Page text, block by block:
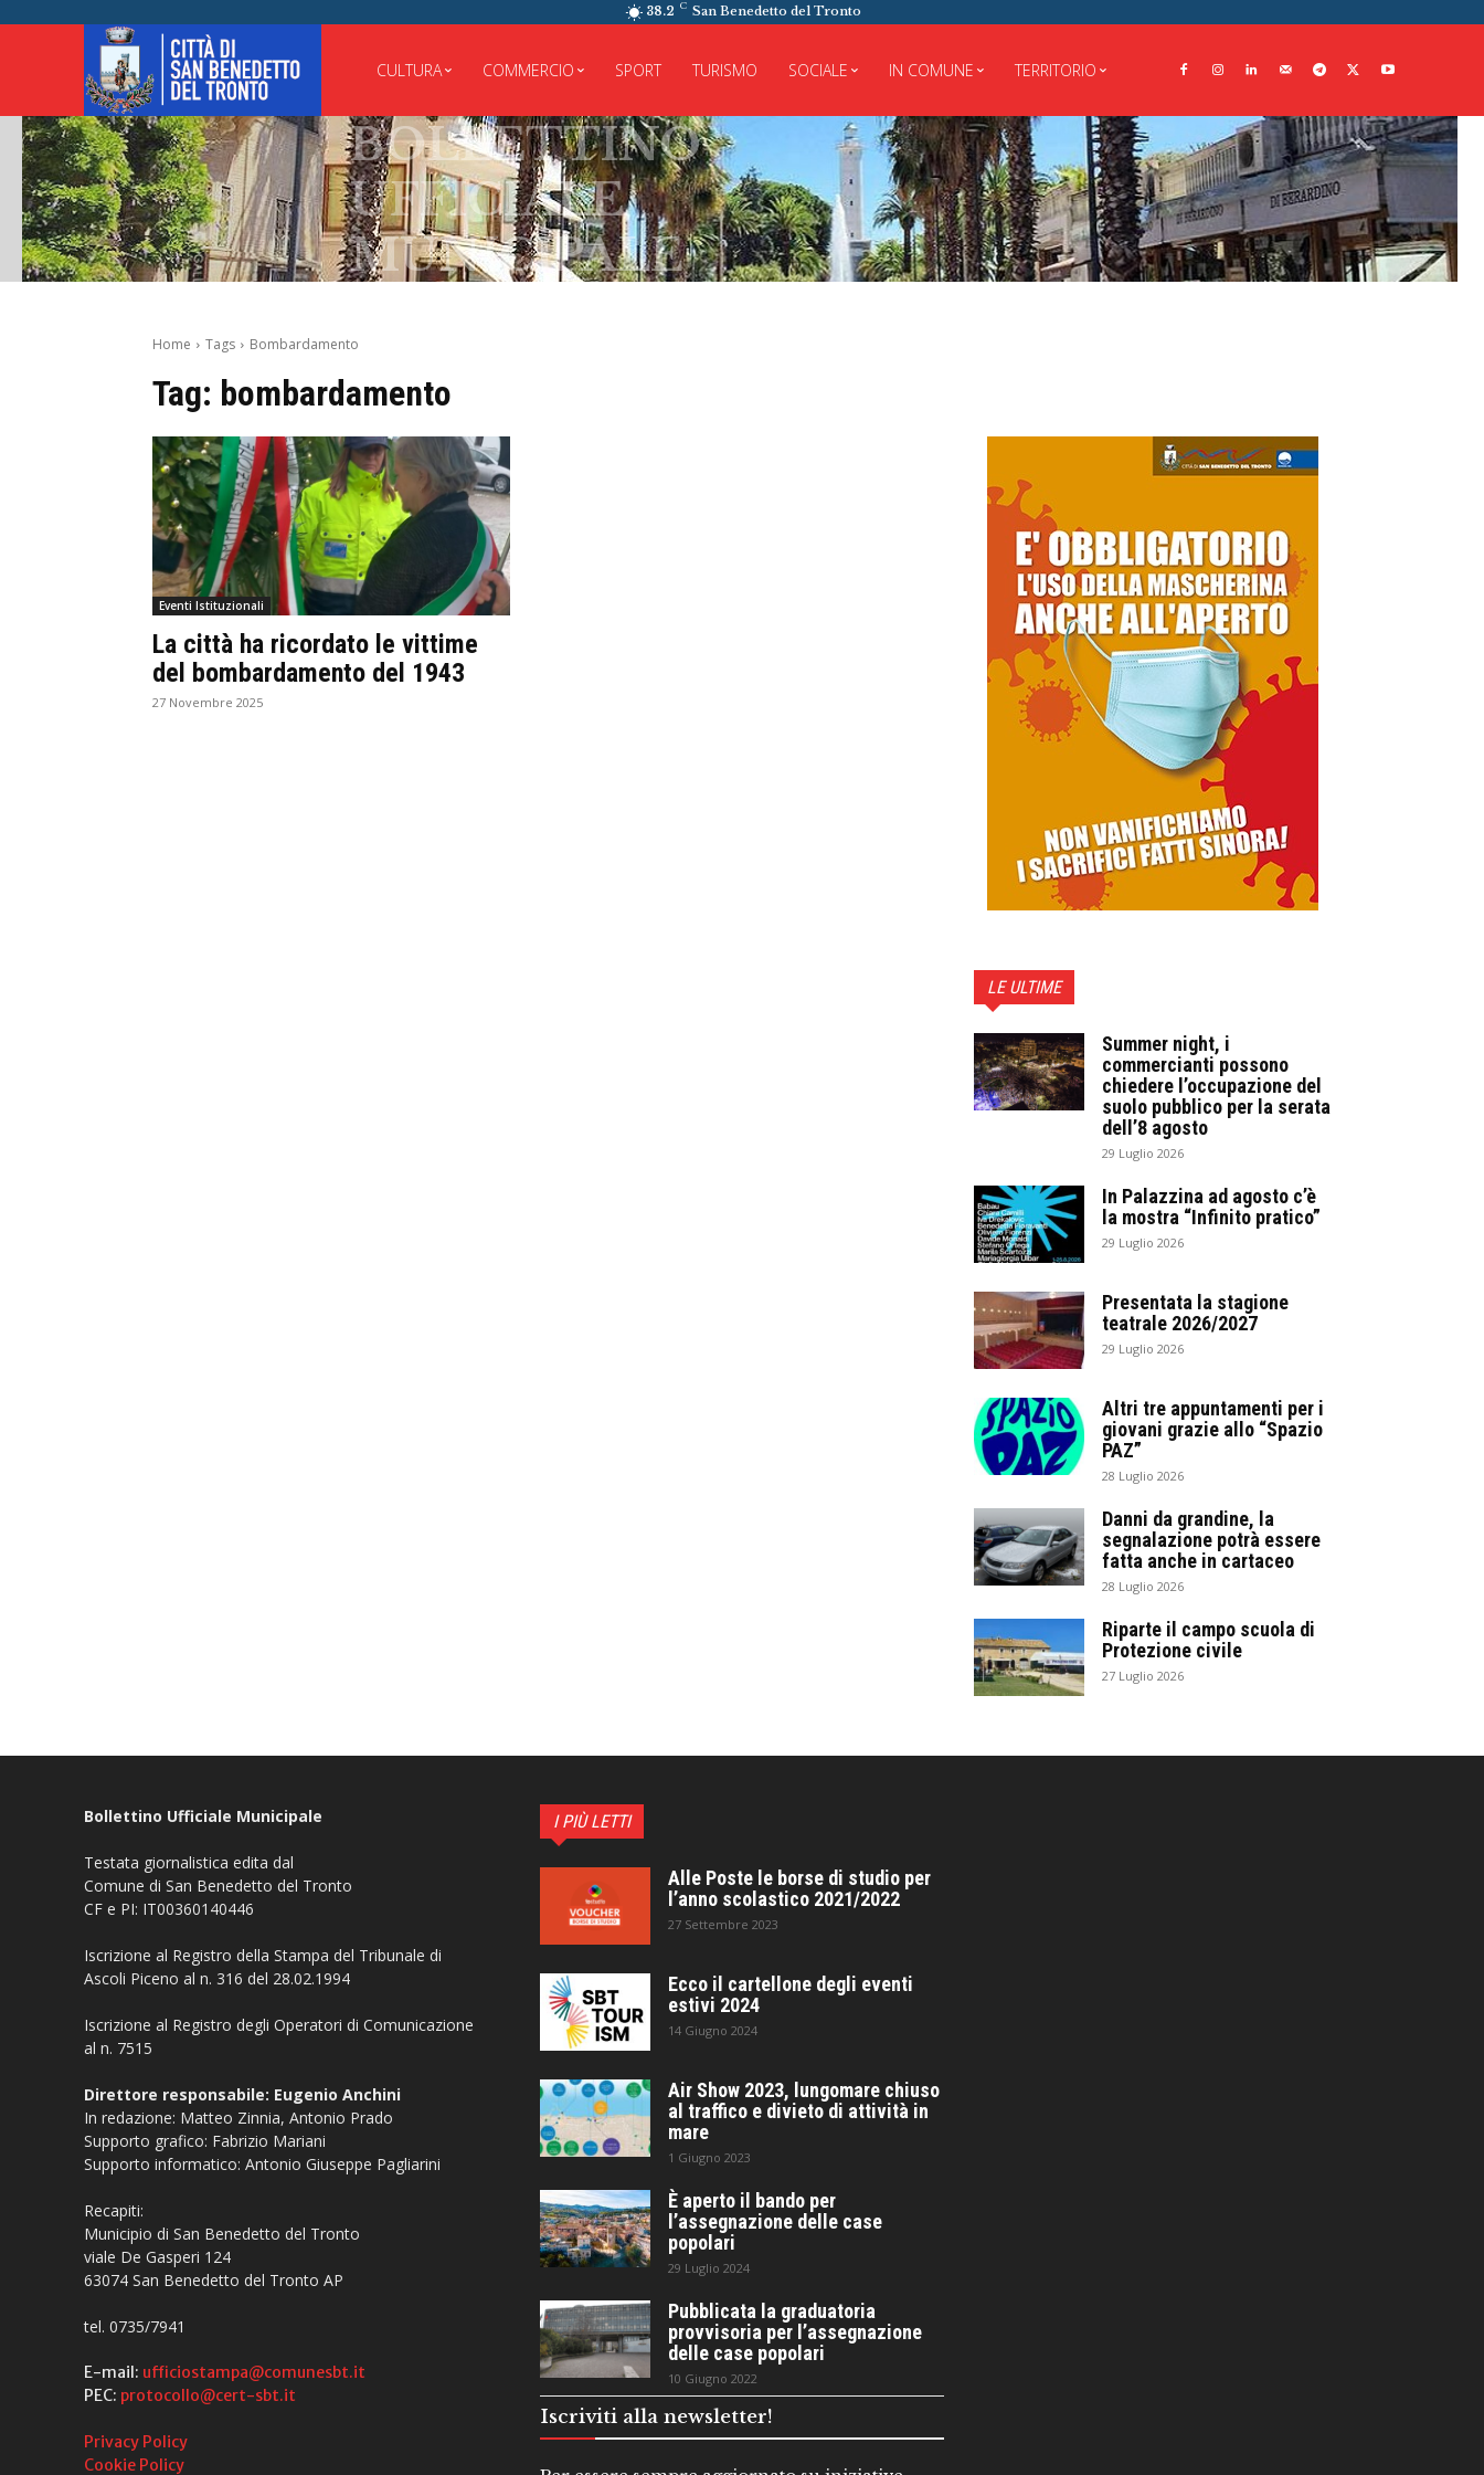
38.2 C San Benedetto del Tronto
CULTURA COMMERCIO SPORT TURISMO SOCIALE IN COMUNE TERRITORIO
BOLLETTINO
UFFICIALE
MUNICIPALE
Home Tags Bombardamento
Tag: bombardamento
Eventi Istituzionali
La città ha ricordato le vittime
del bombardamento del 1943
27 Novembre 2025
LE ULTIME
Summer night, i
commercianti possono
chiedere l’occupazione del
suolo pubblico per la serata
dell’8 agosto
29 Luglio 2026
In Palazzina ad agosto c’è
la mostra “Infinito pratico”
29 Luglio 2026
Presentata la stagione
teatrale 2026/2027
29 Luglio 2026
Altri tre appuntamenti per i
giovani grazie allo “Spazio
PAZ”
28 Luglio 2026
Danni da grandine, la
segnalazione potrà essere
fatta anche in cartaceo
28 Luglio 2026
Riparte il campo scuola di
Protezione civile
27 Luglio 2026
Bollettino Ufficiale Municipale
Testata giornalistica edita dal
Comune di San Benedetto del Tronto
CF e PI: IT00360140446
Iscrizione al Registro della Stampa del Tribunale di
Ascoli Piceno al n. 316 del 28.02.1994
Iscrizione al Registro degli Operatori di Comunicazione
al n. 7515
Direttore responsabile: Eugenio Anchini
In redazione: Matteo Zinnia, Antonio Prado
Supporto grafico: Fabrizio Mariani
Supporto informatico: Antonio Giuseppe Pagliarini
Recapiti:
Municipio di San Benedetto del Tronto
viale De Gasperi 124
63074 San Benedetto del Tronto AP
tel. 0735/7941
E-mail: ufficiostampa@comunesbt.it
PEC: protocollo@cert-sbt.it
Privacy Policy
Cookie Policy
I PIÙ LETTI
Alle Poste le borse di studio per
l’anno scolastico 2021/2022
27 Settembre 2023
Ecco il cartellone degli eventi
estivi 2024
14 Giugno 2024
Air Show 2023, lungomare chiuso
al traffico e divieto di attività in
mare
1 Giugno 2023
È aperto il bando per
l’assegnazione delle case
popolari
29 Luglio 2024
Pubblicata la graduatoria
provvisoria per l’assegnazione
delle case popolari
10 Giugno 2022
Iscriviti alla newsletter!